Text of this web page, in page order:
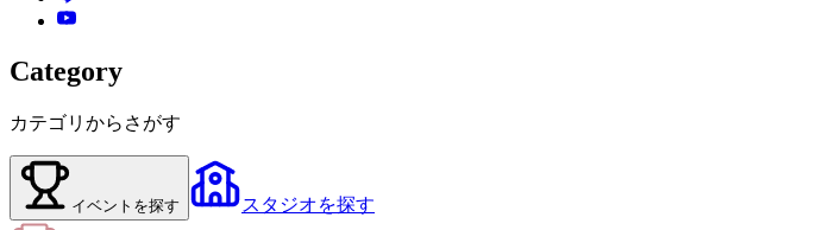
Category
カテゴリからさがす
イベント を探す スタジオを探す